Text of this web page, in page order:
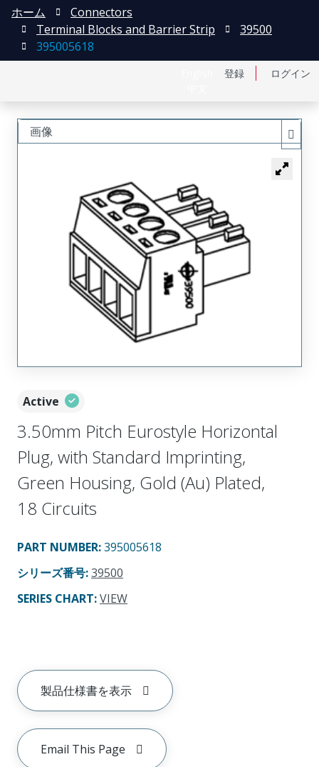
登録 ログイン
ホーム
Connectors
Terminal Blocks and Barrier Strip
39500
395005618
Active
3.50mm Pitch Eurostyle Horizontal
Plug, with Standard Imprinting,
Green Housing, Gold (Au) Plated,
18 Circuits
PART NUMBER:395005618
シリーズ番号:39500
SERIES CHART:VIEW
製品仕様書を表示
Email This Page
画像